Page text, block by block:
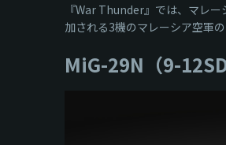
『War Thunder』では、マレ
加される3機のマレーシア空軍
MiG-29N（9-12SD